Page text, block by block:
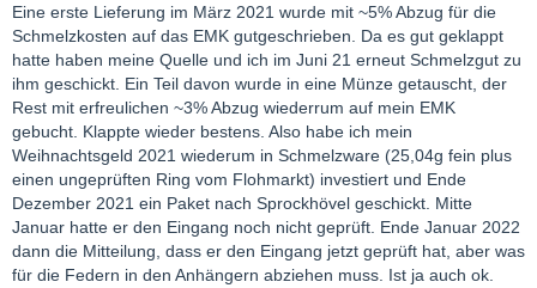
Eine erste Lieferung im März 2021 wurde mit ~5% Abzug für die
Schmelzkosten auf das EMK gutgeschrieben. Da es gut geklappt
hatte haben meine Quelle und ich im Juni 21 erneut Schmelzgut zu
ihm geschickt. Ein Teil davon wurde in eine Münze getauscht, der
Rest mit erfreulichen ~3% Abzug wiederrum auf mein EMK
gebucht. Klappte wieder bestens. Also habe ich mein
Weihnachtsgeld 2021 wiederum in Schmelzware (25,04g fein plus
einen ungeprüften Ring vom Flohmarkt) investiert und Ende
Dezember 2021 ein Paket nach Sprockhövel geschickt. Mitte
Januar hatte er den Eingang noch nicht geprüft. Ende Januar 2022
dann die Mitteilung, dass er den Eingang jetzt geprüft hat, aber was
für die Federn in den Anhängern abziehen muss. Ist ja auch ok.